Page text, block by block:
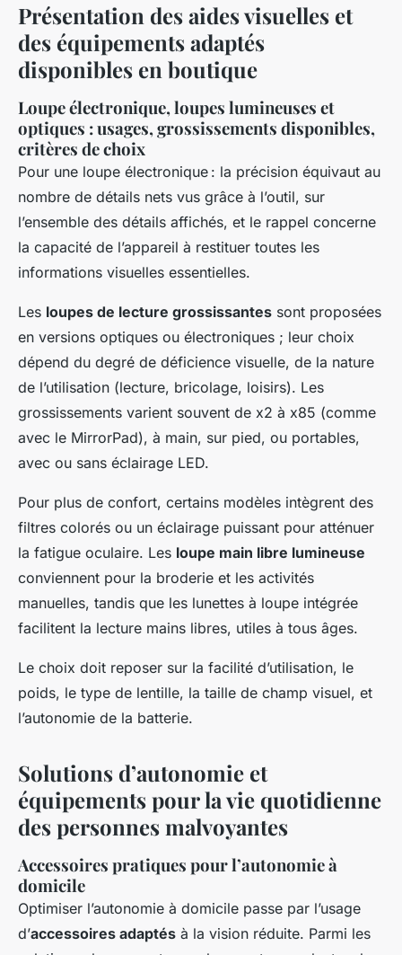
Présentation des aides visuelles et
des équipements adaptés
disponibles en boutique
Loupe électronique, loupes lumineuses et
optiques : usages, grossissements disponibles,
critères de choix
Pour une loupe électronique : la précision équivaut au
nombre de détails nets vus grâce à l’outil, sur
l’ensemble des détails affichés, et le rappel concerne
la capacité de l’appareil à restituer toutes les
informations visuelles essentielles.
Les loupes de lecture grossissantes sont proposées
en versions optiques ou électroniques ; leur choix
dépend du degré de déficience visuelle, de la nature
de l’utilisation (lecture, bricolage, loisirs). Les
grossissements varient souvent de x2 à x85 (comme
avec le MirrorPad), à main, sur pied, ou portables,
avec ou sans éclairage LED.
Pour plus de confort, certains modèles intègrent des
filtres colorés ou un éclairage puissant pour atténuer
la fatigue oculaire. Les loupe main libre lumineuse
conviennent pour la broderie et les activités
manuelles, tandis que les lunettes à loupe intégrée
facilitent la lecture mains libres, utiles à tous âges.
Le choix doit reposer sur la facilité d’utilisation, le
poids, le type de lentille, la taille de champ visuel, et
l’autonomie de la batterie.
Solutions d’autonomie et
équipements pour la vie quotidienne
des personnes malvoyantes
Accessoires pratiques pour l’autonomie à
domicile
Optimiser l’autonomie à domicile passe par l’usage
d’accessoires adaptés à la vision réduite. Parmi les